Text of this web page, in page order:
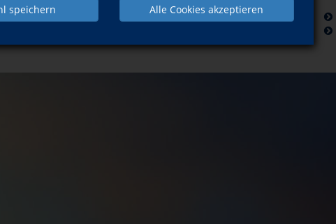
speichern Alle Cookies akzeptieren
Telefon:
06233/349203